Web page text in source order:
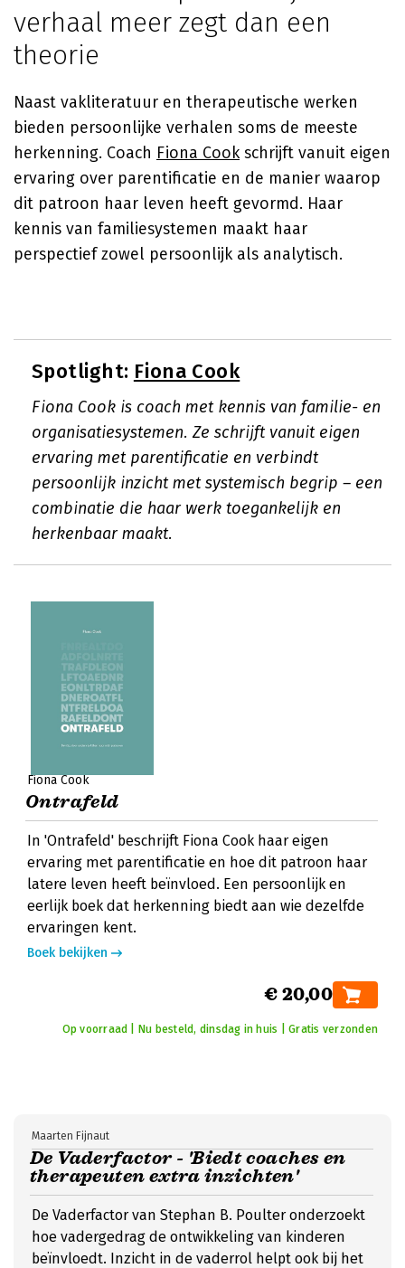
verhaal meer zegt dan een
theorie
Naast vakliteratuur en therapeutische werken
bieden persoonlijke verhalen soms de meeste
herkenning. Coach Fiona Cookschrijft vanuit eigen
ervaring over parentificatie en de manier waarop
dit patroon haar leven heeft gevormd. Haar
kennis van familiesystemen maakt haar
perspectief zowel persoonlijk als analytisch.
Spotlight: Fiona Cook
Fiona Cook is coach met kennis van familie- en
organisatiesystemen. Ze schrijft vanuit eigen
ervaring met parentificatie en verbindt
persoonlijk inzicht met systemisch begrip – een
combinatie die haar werk toegankelijk en
herkenbaar maakt.
Fiona Cook
Ontrafeld
In 'Ontrafeld' beschrijft Fiona Cook haar eigen
ervaring met parentificatie en hoe dit patroon haar
latere leven heeft beïnvloed. Een persoonlijk en
eerlijk boek dat herkenning biedt aan wie dezelfde
ervaringen kent.
Boek bekijken
€ 20,00
Op voorraad | Nu besteld, dinsdag in huis | Gratis verzonden
De Vaderfactor - 'Biedt coaches en
therapeuten extra inzichten'
Maarten Fijnaut
De Vaderfactor van Stephan B. Poulter onderzoekt
hoe vadergedrag de ontwikkeling van kinderen
beïnvloedt. Inzicht in de vaderrol helpt ook bij het